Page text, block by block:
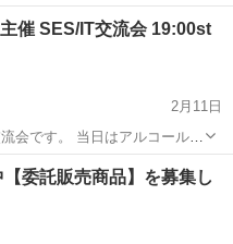
ーションなど楽しんで頂けれ
ド🎱やお酒🥃もあります...
Cafe
催 SES/IT交流会 19:00st
2月11日
会です。 当日はアルコール含
日、名刺交換出来なかった方をお繋ぎ 【 お申込方法 】 ...
SES
委託販売商品】を募集し